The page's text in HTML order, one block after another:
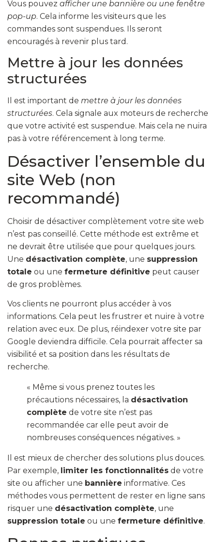
Vous pouvez afficher une bannière ou une fenêtre
pop-up. Cela informe les visiteurs que les
commandes sont suspendues. Ils seront
encouragés à revenir plus tard.
Mettre à jour les données
structurées
Il est important de mettre à jour les données
structurées. Cela signale aux moteurs de recherche
que votre activité est suspendue. Mais cela ne nuira
pas à votre référencement à long terme.
Désactiver l’ensemble du
site Web (non
recommandé)
Choisir de désactiver complètement votre site web
n’est pas conseillé. Cette méthode est extrême et
ne devrait être utilisée que pour quelques jours.
Une désactivation complète, une suppression
totale ou une fermeture définitive peut causer
de gros problèmes.
Vos clients ne pourront plus accéder à vos
informations. Cela peut les frustrer et nuire à votre
relation avec eux. De plus, réindexer votre site par
Google deviendra difficile. Cela pourrait affecter sa
visibilité et sa position dans les résultats de
recherche.
« Même si vous prenez toutes les
précautions nécessaires, la désactivation
complète de votre site n’est pas
recommandée car elle peut avoir de
nombreuses conséquences négatives. »
Il est mieux de chercher des solutions plus douces.
Par exemple, limiter les fonctionnalités de votre
site ou afficher une bannière informative. Ces
méthodes vous permettent de rester en ligne sans
risquer une désactivation complète, une
suppression totale ou une fermeture définitive.